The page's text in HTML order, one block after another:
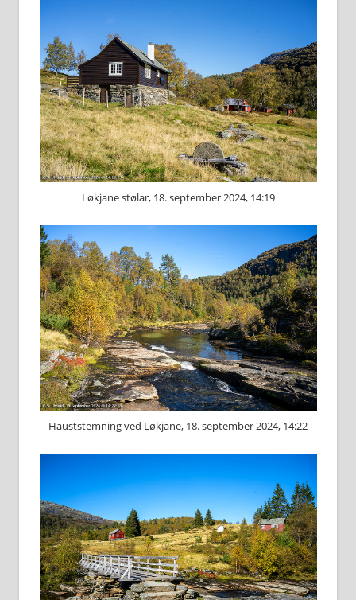
Løkjane stølar, 18. september 2024, 14:19
Hauststemning ved Løkjane, 18. september 2024, 14:22